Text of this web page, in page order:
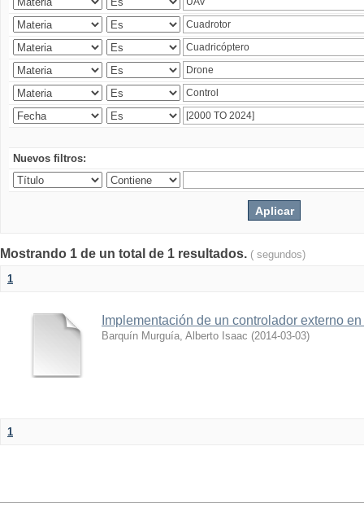
Nuevos filtros:
Mostrando 1 de un total de 1 resultados. ( segundos)
1
Implementación de un controlador externo
Barquín Murguía, Alberto Isaac (2014-03-03)
1